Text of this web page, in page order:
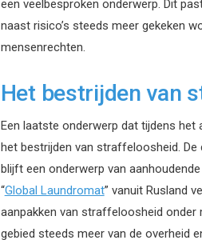
een veelbesproken onderwerp. Dit
naast risico’s steeds meer gekeken
mensenrechten.
Het bestrijden van
Een laatste onderwerp dat tijdens
het bestrijden van straffeloosheid.
blijft een onderwerp van
“Global Laundromat” vanuit Rusland
aanpakken van straffeloosheid onder
gebied steeds meer van de overheid